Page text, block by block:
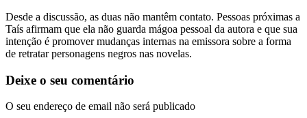
Desde a discussão, as duas não mantêm contato. Pessoas próximas a
Taís afirmam que ela não guarda mágoa pessoal da autora e que sua
intenção é promover mudanças internas na emissora sobre a forma
de retratar personagens negros nas novelas.
Deixe o seu comentário
O seu endereço de email não será publicado